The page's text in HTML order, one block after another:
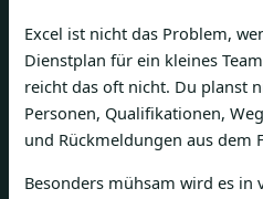
Excel ist nicht das Problem,
Dienstplan für ein kleines
reicht das oft nicht. Du planst
Personen, Qualifikationen,
und Rückmeldungen aus dem
Besonders mühsam wird es in